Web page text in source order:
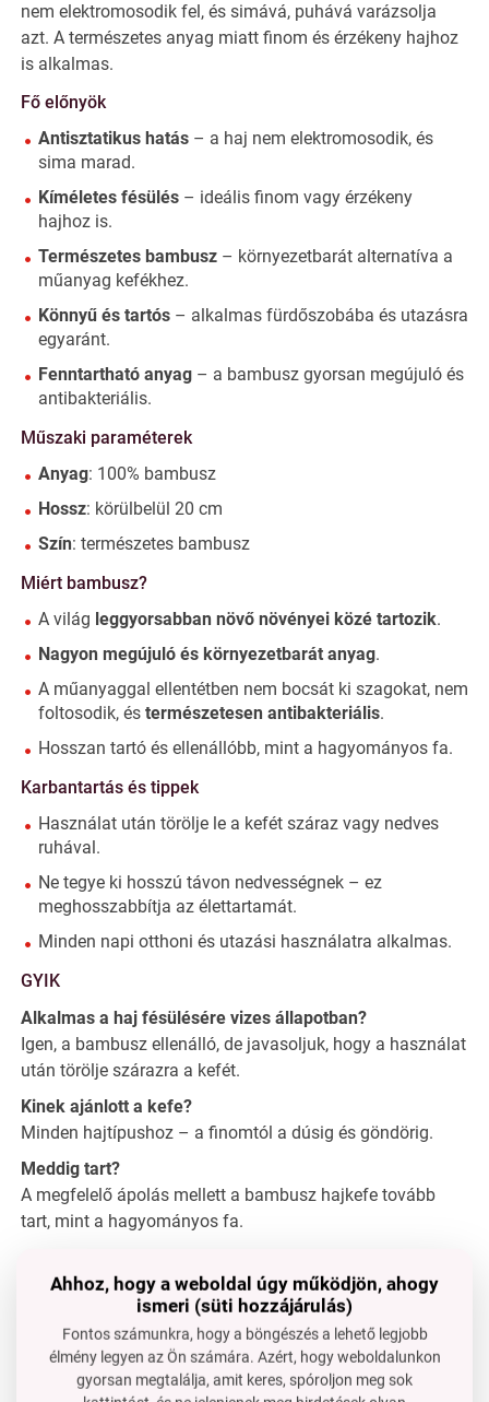
nem elektromosodik fel, és simává, puhává varázsolja
azt. A természetes anyag miatt finom és érzékeny hajhoz
is alkalmas.
Fő előnyök
Antisztatikus hatás – a haj nem elektromosodik, és
sima marad.
Kíméletes fésülés – ideális finom vagy érzékeny
hajhoz is.
Természetes bambusz – környezetbarát alternatíva a
műanyag kefékhez.
Könnyű és tartós – alkalmas fürdőszobába és utazásra
egyaránt.
Fenntartható anyag – a bambusz gyorsan megújuló és
antibakteriális.
Műszaki paraméterek
Anyag: 100% bambusz
Hossz: körülbelül 20 cm
Szín: természetes bambusz
Miért bambusz?
A világ leggyorsabban növő növényei közé tartozik.
Nagyon megújuló és környezetbarát anyag.
A műanyaggal ellentétben nem bocsát ki szagokat, nem
foltosodik, és természetesen antibakteriális.
Hosszan tartó és ellenállóbb, mint a hagyományos fa.
Karbantartás és tippek
Használat után törölje le a kefét száraz vagy nedves
ruhával.
Ne tegye ki hosszú távon nedvességnek – ez
meghosszabbítja az élettartamát.
Minden napi otthoni és utazási használatra alkalmas.
GYIK
Alkalmas a haj fésülésére vizes állapotban?
Igen, a bambusz ellenálló, de javasoljuk, hogy a használat
után törölje szárazra a kefét.
Kinek ajánlott a kefe?
Minden hajtípushoz – a finomtól a dúsig és göndörig.
Meddig tart?
A megfelelő ápolás mellett a bambusz hajkefe tovább
tart, mint a hagyományos fa.
Ahhoz, hogy a weboldal úgy működjön, ahogy
ismeri (süti hozzájárulás)
Fontos számunkra, hogy a böngészés a lehető legjobb
élmény legyen az Ön számára. Azért, hogy weboldalunkon
gyorsan megtalálja, amit keres, spóroljon meg sok